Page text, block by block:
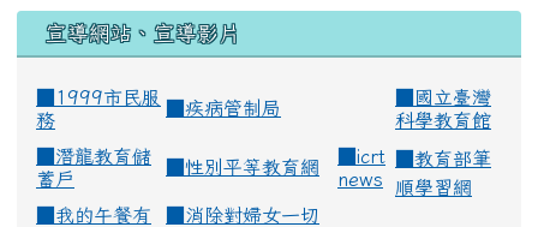
宣導網站、宣導影片
■1999市民服
務
疾病管制局
國立臺灣
科學教育館
潛龍教育儲
蓄戶
性別平等教育網
icrt
news
教育部筆
順學習網
我的午餐有
消除對婦女一切